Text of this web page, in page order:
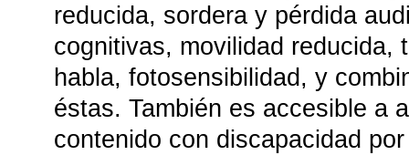
reducida, sordera y pérdida
cognitivas, movilidad reducida,
habla, fotosensibilidad, y
éstas. También es accesible a
contenido con discapacidad